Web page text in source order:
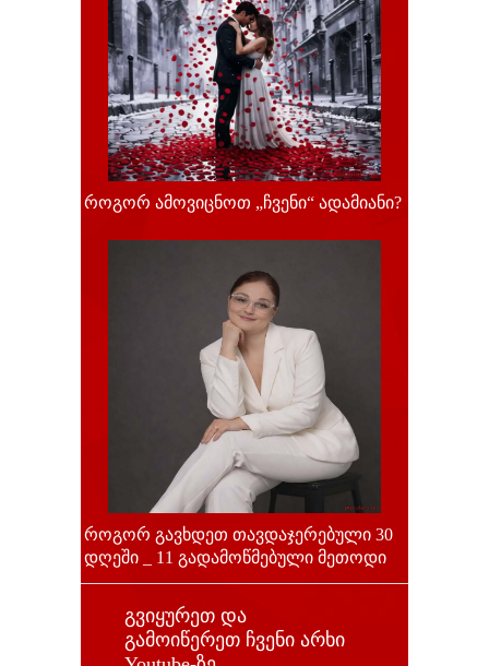
როგორ ამოვიცნოთ „ჩვენი“ ადამიანი?
როგორ გავხდეთ თავდაჯერებული 30
დღეში _ 11 გადამოწმებული მეთოდი
გვიყურეთ და
გამოიწერეთ ჩვენი არხი